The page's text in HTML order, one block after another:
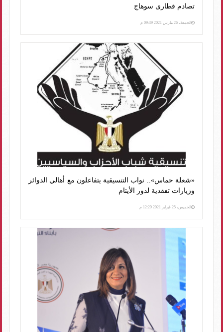
تصادم قطارى سوهاج
الجمعة، 26 مارس 2021 09:39 م
«شعلة حماس».. نواب التنسيقية يتفاعلون مع أهالي الدوائر
وزيارات تفقدية لدور الأيتام
الخميس، 25 فبراير 2021 12:29 م